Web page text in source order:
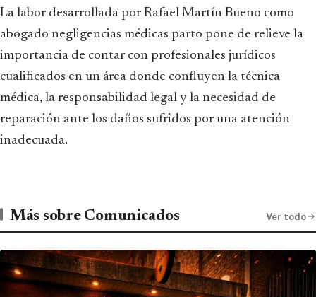
La labor desarrollada por Rafael Martín Bueno como
abogado negligencias médicas parto pone de relieve la
importancia de contar con profesionales jurídicos
cualificados en un área donde confluyen la técnica
médica, la responsabilidad legal y la necesidad de
reparación ante los daños sufridos por una atención
inadecuada.
Más sobre Comunicados Ver todo